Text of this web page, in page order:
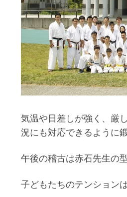
気温や日差しが強く、厳
況にも対応できるように
午後の稽古は赤石先生の
子どもたちのテンション